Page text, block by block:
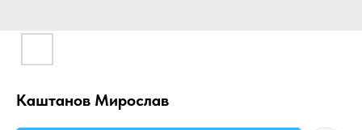
Каштанов Мирослав